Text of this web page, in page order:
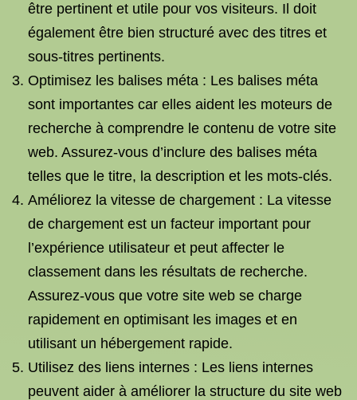
être pertinent et utile pour vos visiteurs. Il doit
également être bien structuré avec des titres et
sous-titres pertinents.
Optimisez les balises méta : Les balises méta
sont importantes car elles aident les moteurs de
recherche à comprendre le contenu de votre site
web. Assurez-vous d’inclure des balises méta
telles que le titre, la description et les mots-clés.
Améliorez la vitesse de chargement : La vitesse
de chargement est un facteur important pour
l’expérience utilisateur et peut affecter le
classement dans les résultats de recherche.
Assurez-vous que votre site web se charge
rapidement en optimisant les images et en
utilisant un hébergement rapide.
Utilisez des liens internes : Les liens internes
peuvent aider à améliorer la structure du site web